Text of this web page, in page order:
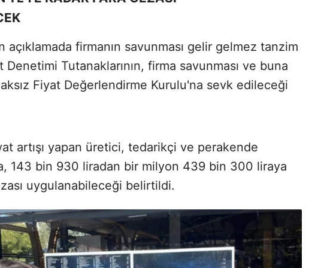
açıklamada firmanın savunması gelir gelmez tanzim
Denetimi Tutanaklarının, firma savunması ve buna
Fiyat Değerlendirme Kurulu'na sevk edileceği
artışı yapan üretici, tedarikçi ve perakende
143 bin 930 liradan bir milyon 439 bin 300 liraya
uygulanabileceği belirtildi.